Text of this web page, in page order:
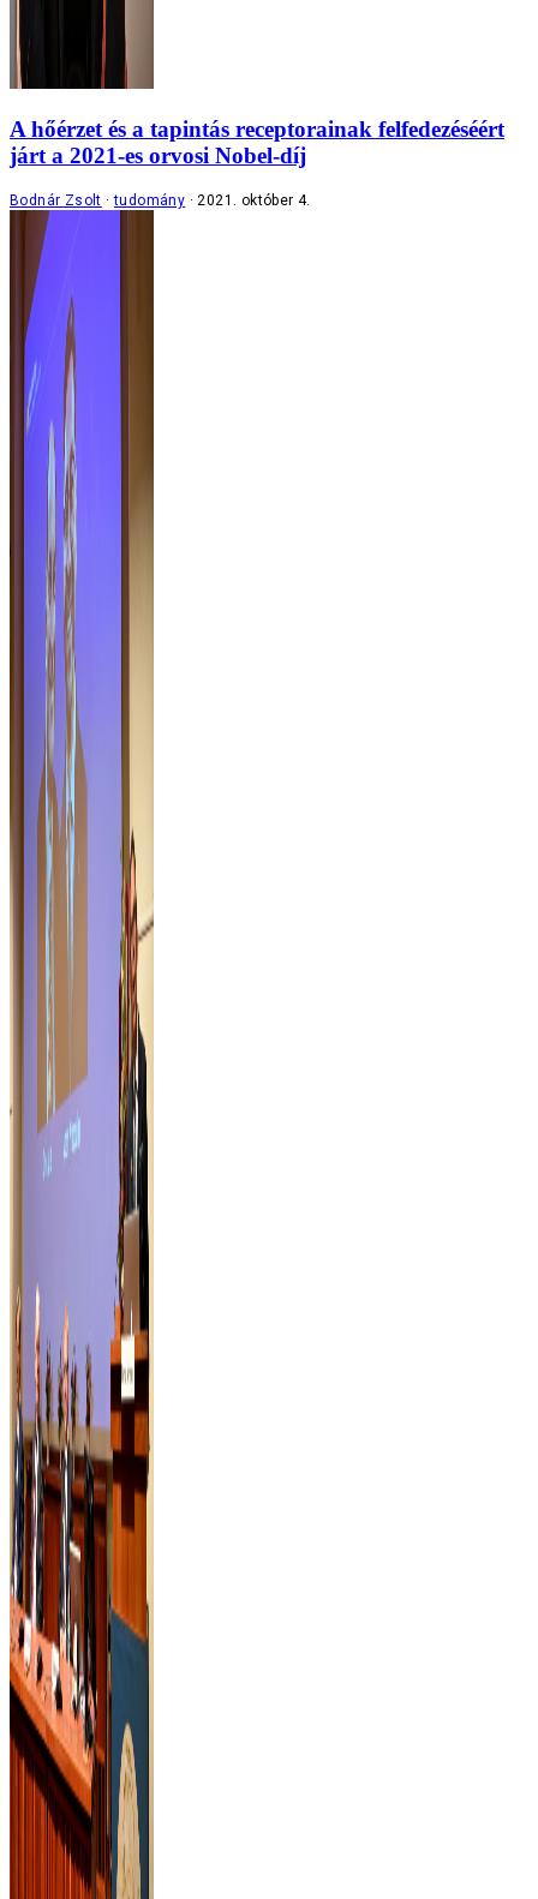
A hőérzet és a tapintás receptorainak felfedezéséért
járt a 2021-es orvosi Nobel-díj
Bodnár Zsolt tudomány 2021. október 4.